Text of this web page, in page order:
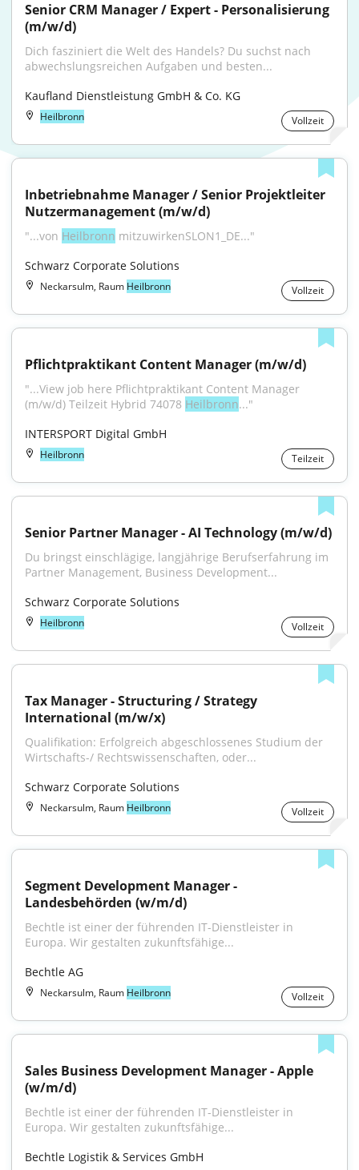
Senior CRM Manager / Expert - Personalisierung
(m/w/d)
Dich fasziniert die Welt des Handels? Du suchst nach
abwechslungsreichen Aufgaben und besten...
Kaufland Dienstleistung GmbH & Co. KG
Heilbronn Vollzeit
Inbetriebnahme Manager / Senior Projektleiter
Nutzermanagement (m/w/d)
"...von Heilbronn mitzuwirkenSLON1_DE..."
Schwarz Corporate Solutions
Neckarsulm, Raum Heilbronn Vollzeit
Pflichtpraktikant Content Manager (m/w/d)
"...View job here Pflichtpraktikant Content Manager
(m/w/d) Teilzeit Hybrid 74078 Heilbronn..."
INTERSPORT Digital GmbH
Heilbronn Teilzeit
Senior Partner Manager - AI Technology (m/w/d)
Du bringst einschlägige, langjährige Berufserfahrung im
Partner Management, Business Development...
Schwarz Corporate Solutions
Heilbronn Vollzeit
Tax Manager - Structuring / Strategy
International (m/w/x)
Qualifikation: Erfolgreich abgeschlossenes Studium der
Wirtschafts-/ Rechtswissenschaften, oder...
Schwarz Corporate Solutions
Neckarsulm, Raum Heilbronn Vollzeit
Segment Development Manager -
Landesbehörden (w/m/d)
Bechtle ist einer der führenden IT-Dienstleister in
Europa. Wir gestalten zukunftsfähige...
Bechtle AG
Neckarsulm, Raum Heilbronn Vollzeit
Sales Business Development Manager - Apple
(w/m/d)
Bechtle ist einer der führenden IT-Dienstleister in
Europa. Wir gestalten zukunftsfähige...
Bechtle Logistik & Services GmbH